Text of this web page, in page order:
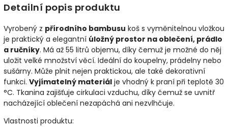
Detailní popis produktu
Vyrobený z přírodního bambusu koš s vyměnitelnou vložkou
je praktický a elegantní úložný prostor na oblečení, prádlo
a ručníky. Má až 55 litrů objemu, díky čemuž je možné do něj
uložit velké množství věcí. Ideální do koupelny, prádelny nebo
sušárny. Může plnit nejen praktickou, ale také dekorativní
funkci. Vyjímatelný materiál je vhodný k praní při teplotě 30
°C. Tkanina zajišťuje cirkulaci vzduchu, díky čemuž se uvnitř
nacházející oblečení nezapáchá ani nezvlhčuje.
Vlastnosti produktu: